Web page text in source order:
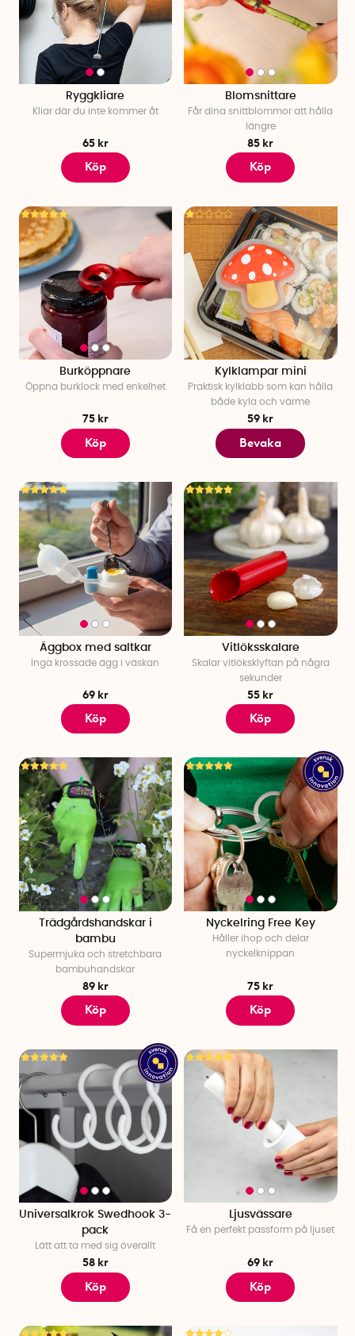
Ryggkliare
Kliar där du inte kommer åt
65 kr
Köp
Blomsnittare
Får dina snittblommor att hålla
längre
85 kr
Köp
Burköppnare
Öppna burklock med enkelhet
75 kr
Köp
Kylklampar mini
Praktisk kylklabb som kan hålla
både kyla och värme
59 kr
Bevaka
Äggbox med saltkar
Inga krossade ägg i väskan
69 kr
Köp
Vitlöksskalare
Skalar vitlöksklyftan på några
sekunder
55 kr
Köp
Trädgårdshandskar i
bambu
Supermjuka och stretchbara
bambuhandskar
89 kr
Köp
Nyckelring Free Key
Håller ihop och delar
nyckelknippan
75 kr
Köp
Universalkrok Swedhook 3-
pack
Lätt att ta med sig överallt
58 kr
Köp
Ljusvässare
Få en perfekt passform på ljuset
69 kr
Köp